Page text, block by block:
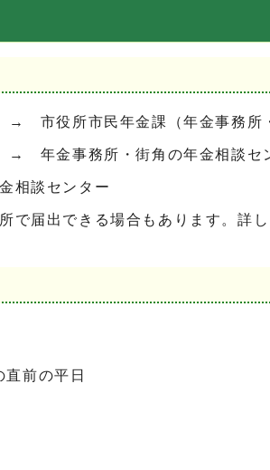
市役所市民年金課（年金事務所
→ 年金事務所・街角の年金相談セ
相談センター
出できる場合もあります。詳し
直前の平日